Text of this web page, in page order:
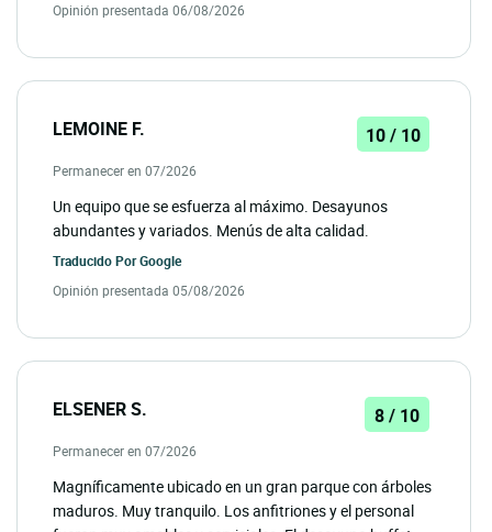
Opinión presentada 06/08/2026
LEMOINE F. 10 / 10
Permanecer en 07/2026
Un equipo que se esfuerza al máximo. Desayunos
abundantes y variados. Menús de alta calidad.
Traducido PorGoogle
Opinión presentada 05/08/2026
ELSENER S. 8 / 10
Permanecer en 07/2026
Magníficamente ubicado en un gran parque con árboles
maduros. Muy tranquilo. Los anfitriones y el personal